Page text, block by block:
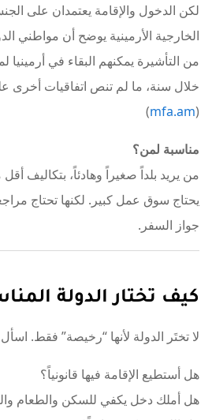
لكن الدخول والإقامة يعتمدان على
الخارجية الأرمينية يوضح أن مواطني
خلال سنة، ما لم تنص اتفاقيات أخرى
(
mfa.am
)
مناسبة لمن؟
من يريد بلداً صغيراً وهادئاً، بتكاليف أقل
يحتاج سوق عمل كبير. لكنها تحتاج
جواز السفر.
كيف تختار الدولة
لا تختَر الدولة لأنها “رخيصة” فقط.
هل أستطيع الإقامة فيها قانونياً؟
هل أملك دخل يكفي للسكن والطعام